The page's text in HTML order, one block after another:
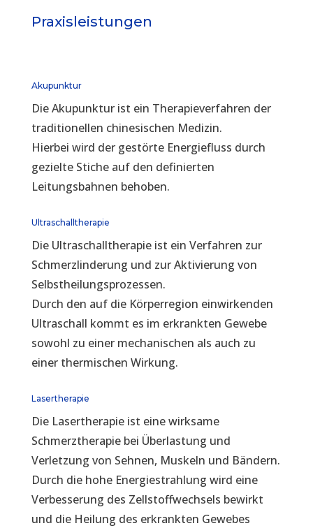
Praxisleistungen
Akupunktur
Die Akupunktur ist ein Therapieverfahren der
traditionellen chinesischen Medizin.
Hierbei wird der gestörte Energiefluss durch
gezielte Stiche auf den definierten
Leitungsbahnen behoben.
Ultraschalltherapie
Die Ultraschalltherapie ist ein Verfahren zur
Schmerzlinderung und zur Aktivierung von
Selbstheilungsprozessen.
Durch den auf die Körperregion einwirkenden
Ultraschall kommt es im erkrankten Gewebe
sowohl zu einer mechanischen als auch zu
einer thermischen Wirkung.
Lasertherapie
Die Lasertherapie ist eine wirksame
Schmerztherapie bei Überlastung und
Verletzung von Sehnen, Muskeln und Bändern.
Durch die hohe Energiestrahlung wird eine
Verbesserung des Zellstoffwechsels bewirkt
und die Heilung des erkrankten Gewebes